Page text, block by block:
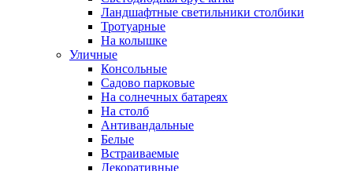
Ландшафтные светильники столбики
Тротуарные
На колышке
Уличные
Консольные
Садово парковые
На солнечных батареях
На столб
Антивандальные
Белые
Встраиваемые
Декоративные